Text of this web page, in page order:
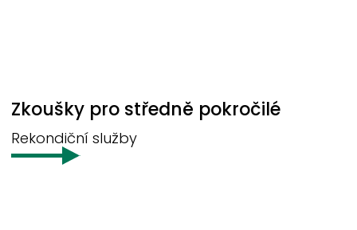
Zkoušky pro středně pokročilé
Rekondiční služby